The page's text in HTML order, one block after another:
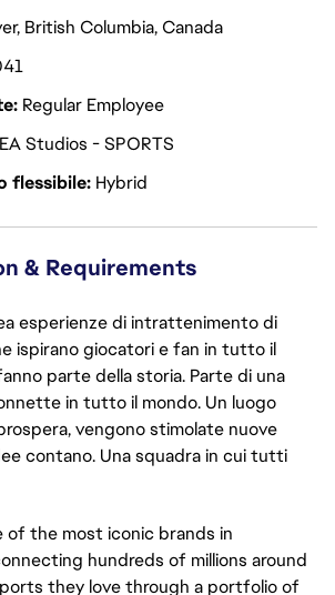
British Columbia, Canada
Regular Employee
EA Studios - SPORTS
flessibile Hybrid
& Requirements
esperienze di intrattenimento di
ispirano giocatori e fan in tutto il
parte della storia. Parte di una
in tutto il mondo. Un luogo
vengono stimolate nuove
contano. Una squadra in cui tutti
of the most iconic brands in
hundreds of millions around
they love through a portfolio of